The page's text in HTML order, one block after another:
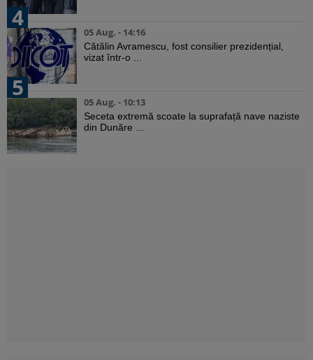
4
05 Aug. - 14:16
Cătălin Avramescu, fost consilier prezidențial,
vizat într-o ...
5
05 Aug. - 10:13
Seceta extremă scoate la suprafață nave naziste
din Dunăre ...